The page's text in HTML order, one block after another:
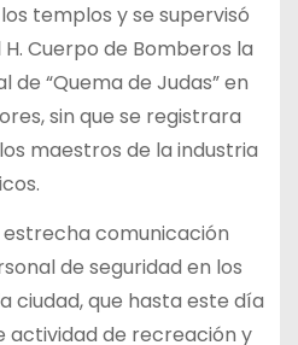
templos y se supervisó
Cuerpo de Bomberos la
“Quema de Judas” en
sin que se registrara
maestros de la industria
comunicación
de seguridad en los
ciudad, que hasta este día
de recreación y